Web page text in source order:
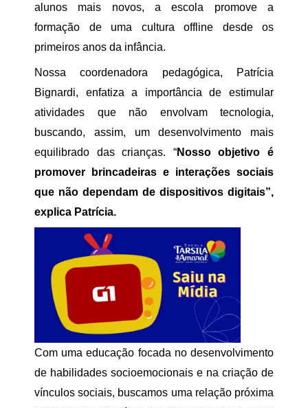
alunos mais novos, a escola promove a
formação de uma cultura offline desde os
primeiros anos da infância.
Nossa coordenadora pedagógica, Patrícia
Bignardi, enfatiza a importância de estimular
atividades que não envolvam tecnologia,
buscando, assim, um desenvolvimento mais
equilibrado das crianças. “Nosso objetivo é
promover brincadeiras e interações sociais
que não dependam de dispositivos digitais”,
explica Patrícia.
Com uma educação focada no desenvolvimento
de habilidades socioemocionais e na criação de
vínculos sociais, buscamos uma relação próxima